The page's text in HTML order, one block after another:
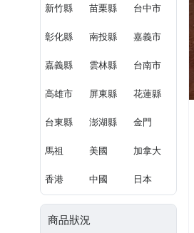
新竹縣 苗栗縣 台中市
彰化縣 南投縣 嘉義市
嘉義縣 雲林縣 台南市
高雄市 屏東縣 花蓮縣
台東縣 澎湖縣 金門
馬祖 美國 加拿大
香港 中國 日本
商品狀況